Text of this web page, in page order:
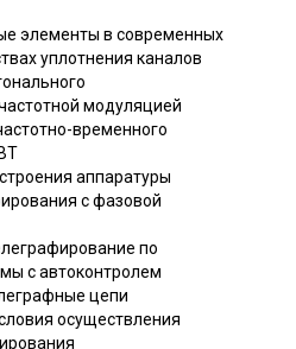
элементы в современных
уплотнения каналов
модуляцией
временного
аппаратуры
с фазовой
по
с автоконтролем
цепи
осуществления